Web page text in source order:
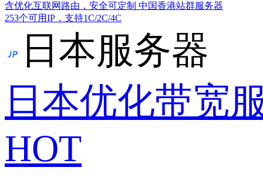
含优化互联网路由，安全可定制 中国香港站群服务器
253个可用IP，支持1C/2C/4C
日本服务器
日本优化带宽
HOT